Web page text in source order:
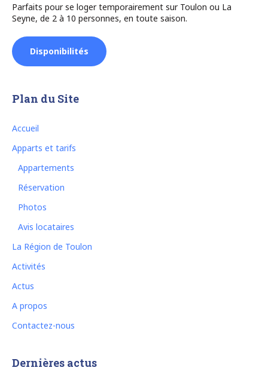
Parfaits pour se loger temporairement sur Toulon ou La
Seyne, de 2 à 10 personnes, en toute saison.
Disponibilités
Plan du Site
Accueil
Apparts et tarifs
Appartements
Réservation
Photos
Avis locataires
La Région de Toulon
Activités
Actus
A propos
Contactez-nous
Dernières actus